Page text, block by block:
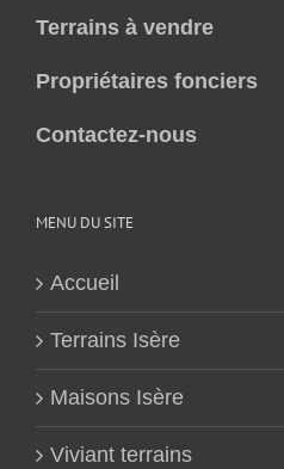
Terrains à vendre
Propriétaires fonciers
Contactez-nous
MENU DU SITE
Accueil
Terrains Isère
Maisons Isère
Viviant terrains